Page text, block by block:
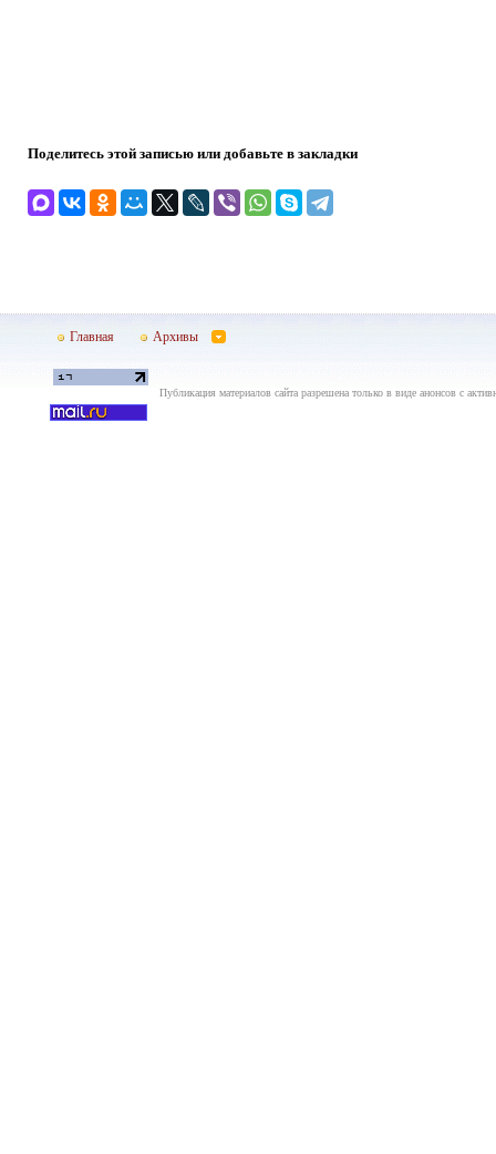
Поделитесь этой записью или добавьте в закладки
Главная Архивы
Публикация материалов сайта разрешена только в виде анонсов с